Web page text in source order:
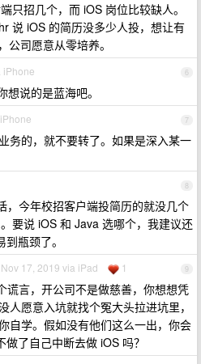
只招几个，而 iOS 岗位比较缺人。
说 iOS 的简历没多少人投，想让有
公司愿意从零培养。
6
iPhone
说的是蓝海吧。
7
务的，就不要转了。如果是深入某一
8
，今年校招客户端投简历的就没几个
要说 iOS 和 Java 选哪个，我建议还
瓶颈了。
9
Nov 17, 2019 via iPad 1
谎言，开公司不是做慈善，你想想凭
人愿意入坑就找个冤大头拉进坑里，
自学。假如没有他们这么一出，你会
了自己中断去做 iOS 吗？